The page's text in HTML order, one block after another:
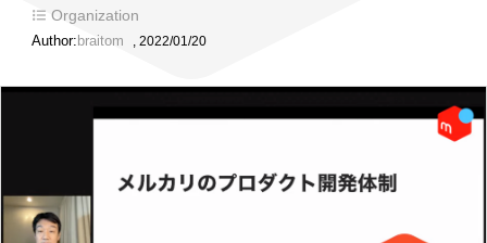
Organization
Author: braitom , 2022/01/20